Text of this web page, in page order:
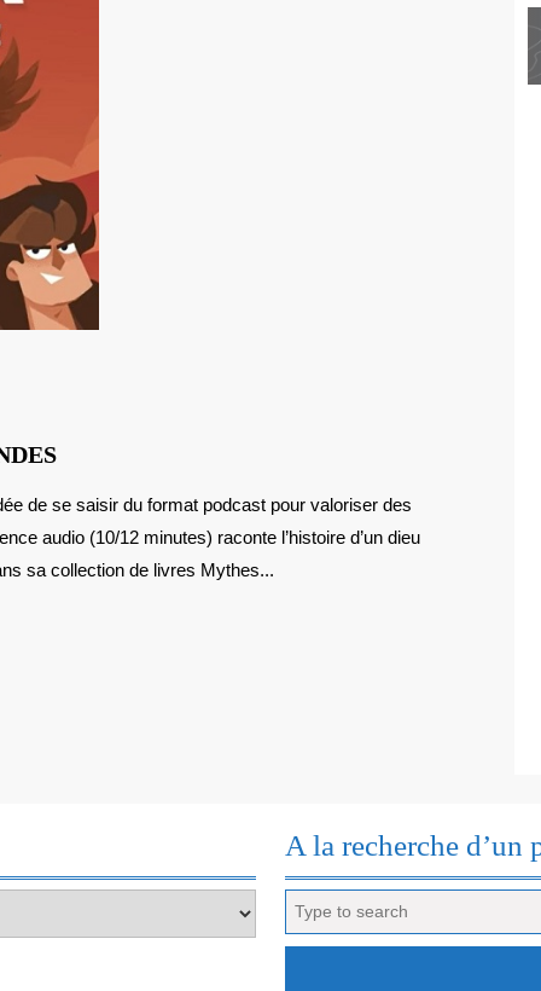
PODCAST
MYTHES
ET
LÉGENDES
audio (10/12 minutes) raconte l’histoire d’un dieu
sa collection de livres Mythes...
A la recherche d’un
for: